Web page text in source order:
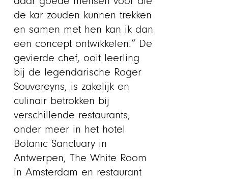
de kar zouden kunnen trekken
en samen met hen kan ik dan
een concept ontwikkelen.” De
gevierde chef, ooit leerling
bij de legendarische Roger
Souvereyns, is zakelijk en
culinair betrokken bij
verschillende restaurants,
onder meer in het hotel
Botanic Sanctuary in
Antwerpen, The White Room
in Amsterdam en restaurant